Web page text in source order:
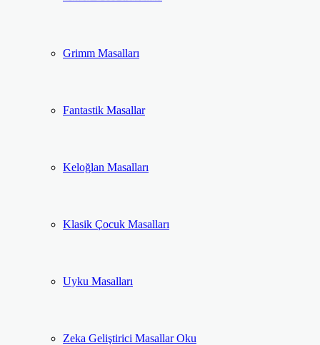
Grimm Masalları
Fantastik Masallar
Keloğlan Masalları
Klasik Çocuk Masalları
Uyku Masalları
Zeka Geliştirici Masallar Oku